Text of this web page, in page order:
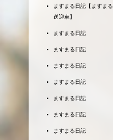
ますまる日記【ますまる
送迎車】
ますまる日記
ますまる日記
ますまる日記
ますまる日記
ますまる日記
ますまる日記
ますまる日記